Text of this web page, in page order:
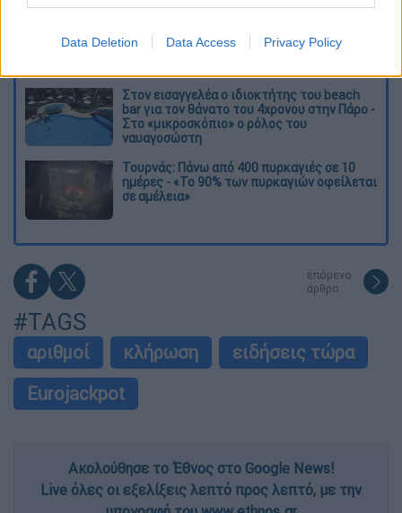
Data Deletion Data Access Privacy Policy
«Κάθε πόλεμος είναι ένας εμφύλιος, όλοι
είμαστε αδέλφια»
Στον εισαγγελέα ο ιδιοκτήτης του beach
bar για τον θάνατο του 4χρονου στην Πάρο -
Στο «μικροσκόπιο» ο ρόλος του
ναυαγοσώστη
Τουρνάς: Πάνω από 400 πυρκαγιές σε 10
ημέρες - «Το 90% των πυρκαγιών οφείλεται
σε αμέλεια»
επόμενο
άρθρο
#TAGS
αριθμοί κλήρωση
ειδήσεις τώρα
Eurojackpot
Ακολούθησε το Έθνος στο Google News!
Live όλες οι εξελίξεις λεπτό προς λεπτό, με την